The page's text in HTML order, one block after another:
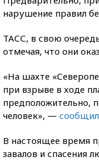
нарушение правил
ТАСС, в свою
отмечая, что они
«На шахте
при взрыве в ходе
предположительно,
человек», —
В настоящее время
завалов и спасения